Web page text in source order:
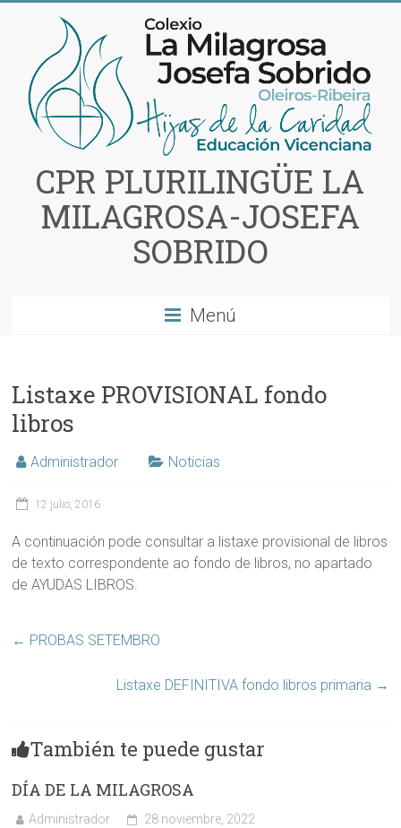
contenido
CPR PLURILINGÜE LA
MILAGROSA-JOSEFA
SOBRIDO
Menú
Listaxe PROVISIONAL fondo
libros
Administrador Noticias
12 julio, 2016
A continuación pode consultar a listaxe provisional de libros
de texto correspondente ao fondo de libros, no apartado
de AYUDAS LIBROS.
← PROBAS SETEMBRO
Listaxe DEFINITIVA fondo libros primaria →
También te puede gustar
DÍA DE LA MILAGROSA
Administrador 28 noviembre, 2022